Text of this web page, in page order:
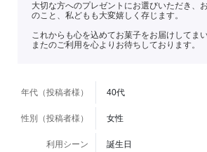
大切な方へのプレゼントにお選びいただき、
のこと、私どもも大変嬉しく存じます。
これからも心を込めてお菓子をお届けしてまい
またのご利用を心よりお待ちしております。
年代（投稿者様） 40代
性別（投稿者様） 女性
利用シーン 誕生日